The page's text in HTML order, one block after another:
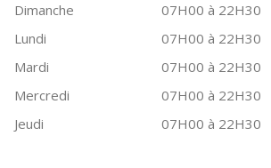
Dimanche
07H00 à 22H30
Lundi
07H00 à 22H30
Mardi
07H00 à 22H30
Mercredi
07H00 à 22H30
Jeudi
07H00 à 22H30